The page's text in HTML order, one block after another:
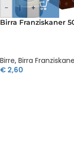
- +
Birra Franziskaner
Birre, Birra
€ 2,60